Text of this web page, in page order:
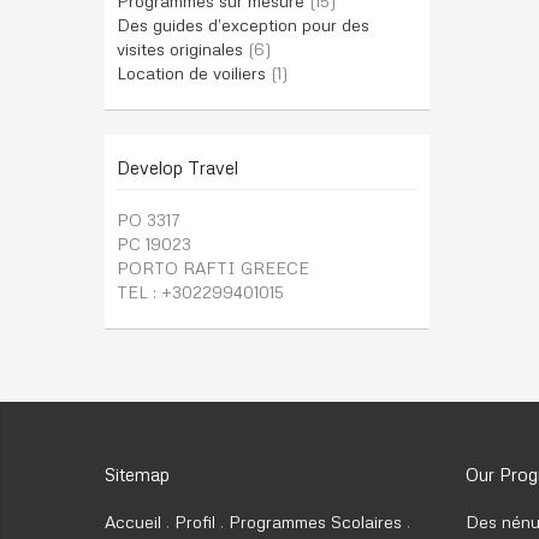
Des guides d’exception pour des
visites originales (6)
Location de voiliers (1)
Develop Travel
PO 3317
PC 19023
PORTO RAFTI GREECE
TEL : +302299401015
Sitemap
Accueil Profil
Programmes Scolaires
Our
Des